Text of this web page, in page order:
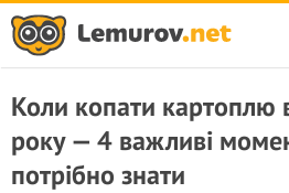
Коли копати картоплю
року — 4 важливі
потрібно знати